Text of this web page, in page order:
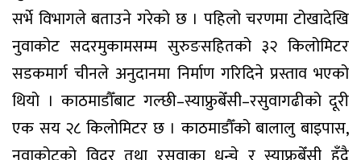
सर्भे विभागले बताउने गरेको छ । पहिलो चरणमा टोखादेखि
नुवाकोट सदरमुकामसम्म सुरुङसहितको ३२ किलोमिटर
सडकमार्ग चीनले अनुदानमा निर्माण गरिदिने प्रस्ताव भएको
थियो । काठमाडौँबाट गल्छी–स्याफ्रुबेँसी–रसुवागढीको दूरी
एक सय २८ किलोमिटर छ । काठमाडौँको बालालु बाइपास,